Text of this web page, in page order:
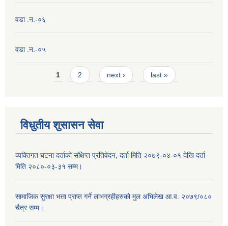
वडा .न.-०६
वडा .न.-०५
Pages1 2 next › last »
विधुतीय शुसासन सेवा
व्यक्तिगत घटना दर्ताको संक्षिप्त प्रतिवेदन, दर्ता मिति २०७९-०४-०१ देखि दर्ता
मिति २०८०-०३-३१ सम्म।
सामाजिक सुरक्षा भत्ता प्राप्त गर्ने लाभग्रहीहरुको मुल अभिलेख आ.व. २०७९/०८०
चैत्र सम्म।